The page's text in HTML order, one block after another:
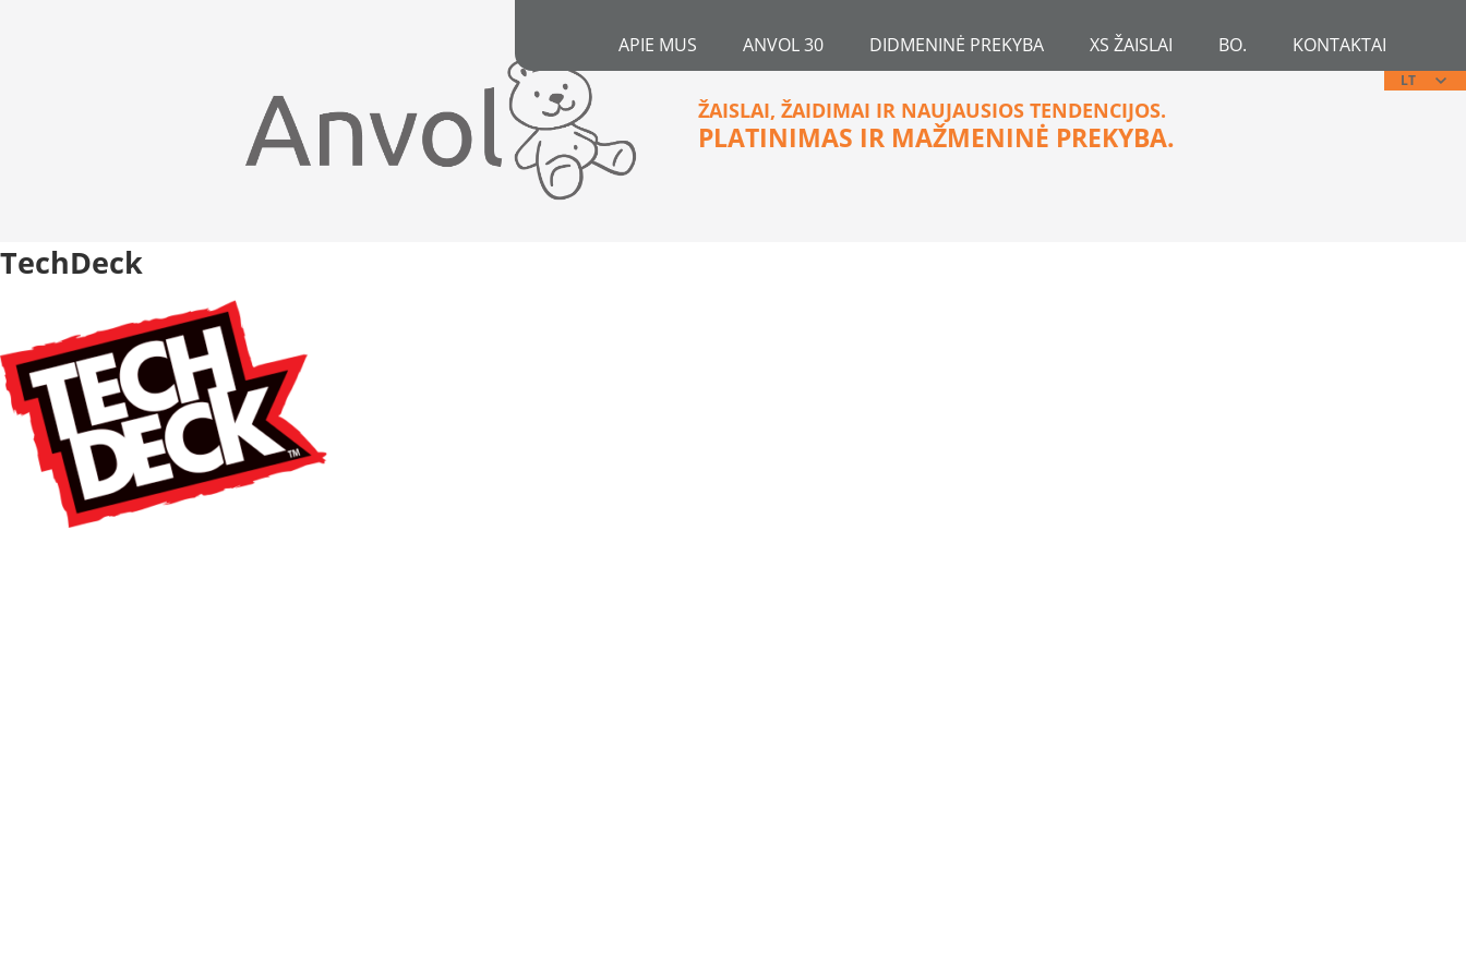
APIE MUS ANVOL 30 DIDMENINĖ PREKYBA XS ŽAISLAI BO. KONTAKTAI
LT
ŽAISLAI, ŽAIDIMAI IR NAUJAUSIOS TENDENCIJOS.
PLATINIMAS IR MAŽMENINĖ PREKYBA.
TechDeck